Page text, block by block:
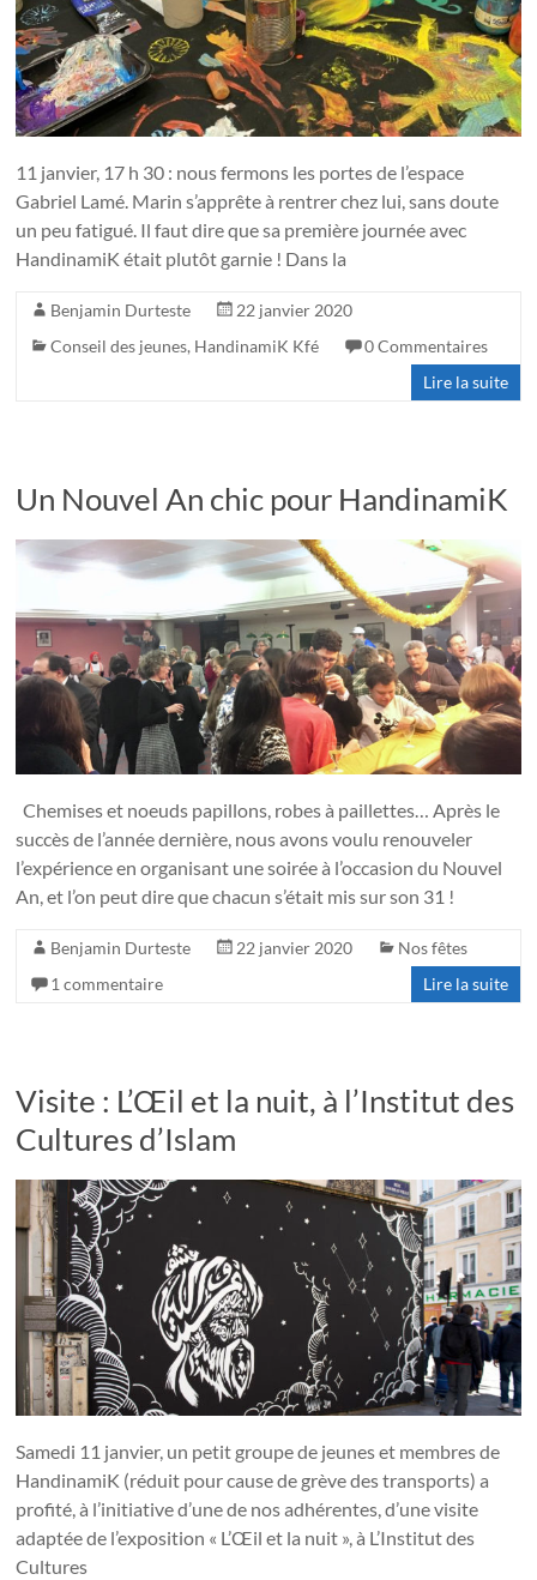
11 janvier, 17 h 30 : nous fermons les portes de l’espace
Gabriel Lamé. Marin s’apprête à rentrer chez lui, sans doute
un peu fatigué. Il faut dire que sa première journée avec
HandinamiK était plutôt garnie ! Dans la
Benjamin Durteste
22 janvier 2020
Conseil des jeunes, HandinamiK Kfé
0 Commentaires
Lire la suite
Un Nouvel An chic pour HandinamiK
Chemises et noeuds papillons, robes à paillettes… Après le
succès de l’année dernière, nous avons voulu renouveler
l’expérience en organisant une soirée à l’occasion du Nouvel
An, et l’on peut dire que chacun s’était mis sur son 31 !
Benjamin Durteste 22 janvier 2020
Nos fêtes
1 commentaire
Lire la suite
Visite : L’Œil et la nuit, à l’Institut des
Cultures d’Islam
Samedi 11 janvier, un petit groupe de jeunes et membres de
HandinamiK (réduit pour cause de grève des transports) a
profité, à l’initiative d’une de nos adhérentes, d’une visite
adaptée de l’exposition « L’Œil et la nuit », à L’Institut des
Cultures